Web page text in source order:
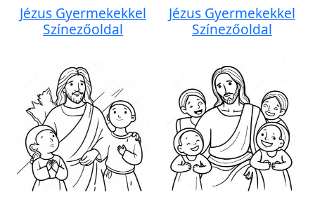
Jézus Gyermekekkel
Színezőoldal
Jézus Gyermekekkel
Színezőoldal